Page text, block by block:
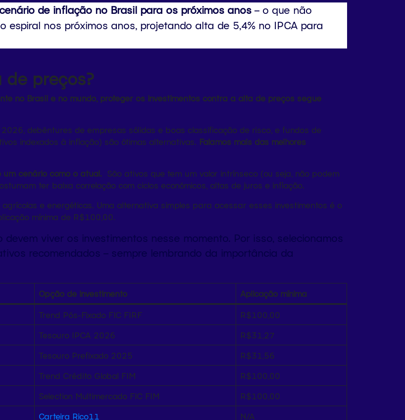
de inflação no Brasil para os próximos anos – o que não
espiral nos próximos anos, projetando alta de 5,4% no IPCA para
preços?
no Brasil e no mundo, proteger os investimentos contra a alta de preços segue
debêntures de empresas sólidas e boas classificação de risco, e fundos de
indexados à inflação) são ótimas alternativas. Falamos mais das melhores
cenário como o atual. São ativos que tem um valor intrínseco (ou seja, não podem
ter baixa correlação com ciclos econômicos, altas de juros e inflação.
e energéticas. Uma alternativa simples para acessar esses investimentos é o
mínima de R$100,00.
viver os investimentos nesse momento. Por isso, selecionamos
recomendados – sempre lembrando da importância da
Opção de investimento
Aplicação mínima
Trend Pós-Fixado FIC FIRF
R$100,00
Tesouro IPCA 2026
R$31,27
Tesouro Prefixado 2025
R$31,56
Trend Crédito Global FIM
R$100,00
Selection Multimercado FIC FIM
R$100,00
Carteira Rico11 N/A